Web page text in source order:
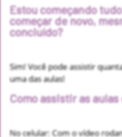
Estou começando
começar de novo,
concluído?
Sim! Você pode assistir
uma das aulas!
Como assistir as
No celular: Com o vídeo